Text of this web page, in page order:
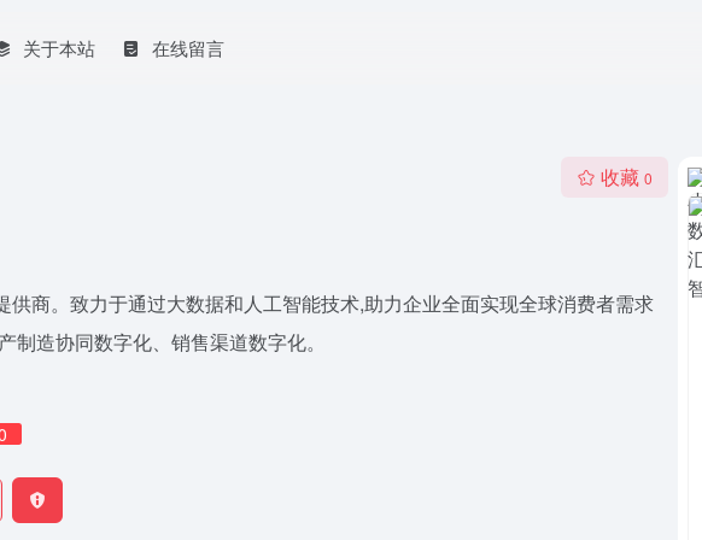
关于本站 在线留言
收藏 0
商。致力于通过大数据和人工智能技术,助力企业全面实现全球消费者需求
造协同数字化、销售渠道数字化。